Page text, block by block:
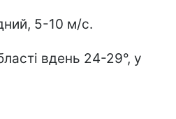
5-10 м/с.
вдень 24-29°, у